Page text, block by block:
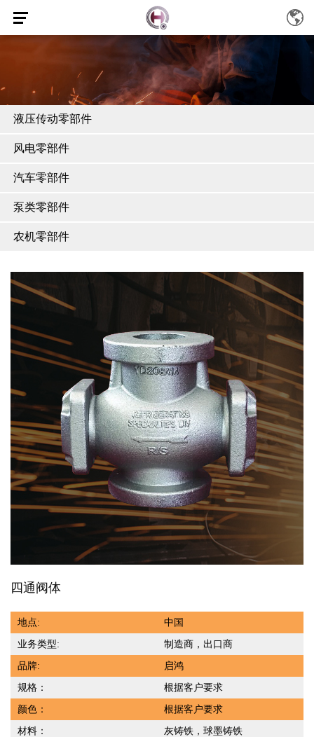
液压传动零部件
风电零部件
汽车零部件
泵类零部件
农机零部件
四通阀体
地点: 中国
业务类型: 制造商，出口商
品牌: 启鸿
规格： 根据客户要求
颜色： 根据客户要求
材料： 灰铸铁，球墨铸铁